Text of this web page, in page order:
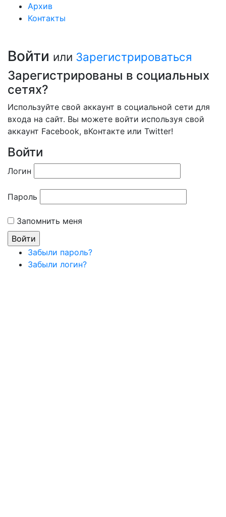
Архив
Контакты
Войти или Зарегистрироваться
Зарегистрированы в социальных
сетях?
Используйте свой аккаунт в социальной сети для
входа на сайт. Вы можете войти используя свой
аккаунт Facebook, вКонтакте или Twitter!
Войти
Логин
Пароль
Запомнить меня
Забыли пароль?
Забыли логин?